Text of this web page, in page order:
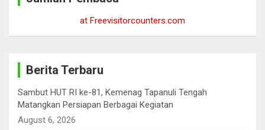
at Freevisitorcounters.com
Berita Terbaru
Sambut HUT RI ke-81, Kemenag Tapanuli Tengah
Matangkan Persiapan Berbagai Kegiatan
August 6, 2026